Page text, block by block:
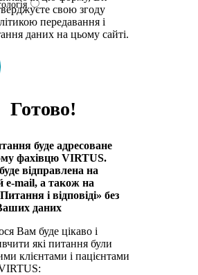
свою згоду
передавання і
даних на цьому сайті.
Готово!
буде адресоване
фахівцю VIRTUS.
відправлена на
e-mail, а також на
і відповіді» без
даних
Вам буде цікаво і
які питання були
клієнтами і пацієнтами